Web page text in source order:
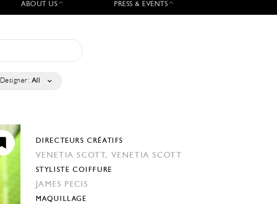
ABOUT US PRESS & EVENTS
Designer: All
DIRECTEURS CRÉATIFS
VENETIA SCOTT, VENETIA SCOTT
STYLISTE COIFFURE
JAMES PECIS
MAQUILLAGE